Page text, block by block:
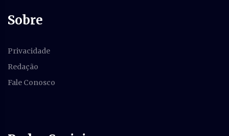
Sobre
Privacidade
Redação
Fale Conosco